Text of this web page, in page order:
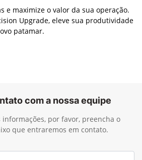
e maximize o valor da sua operação.
Upgrade, eleve sua produtividade
patamar.
com a nossa equipe
por favor, preencha o
que entraremos em contato.